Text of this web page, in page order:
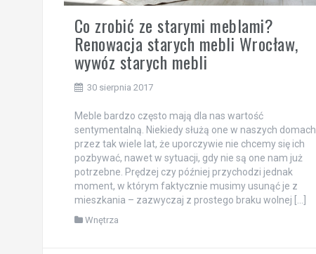
Co zrobić ze starymi meblami?
Renowacja starych mebli Wrocław,
wywóz starych mebli
30 sierpnia 2017
Meble bardzo często mają dla nas wartość
sentymentalną. Niekiedy służą one w naszych domach
przez tak wiele lat, że uporczywie nie chcemy się ich
pozbywać, nawet w sytuacji, gdy nie są one nam już
potrzebne. Prędzej czy później przychodzi jednak
moment, w którym faktycznie musimy usunąć je z
mieszkania – zazwyczaj z prostego braku wolnej […]
Wnętrza